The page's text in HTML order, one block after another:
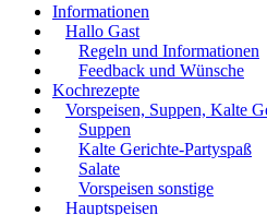
Informationen
Hallo Gast
Regeln und Informationen
Feedback und Wünsche
Kochrezepte
Vorspeisen, Suppen, Kalte
Suppen
Kalte Gerichte-Partyspaß
Salate
Vorspeisen sonstige
Hauptspeisen